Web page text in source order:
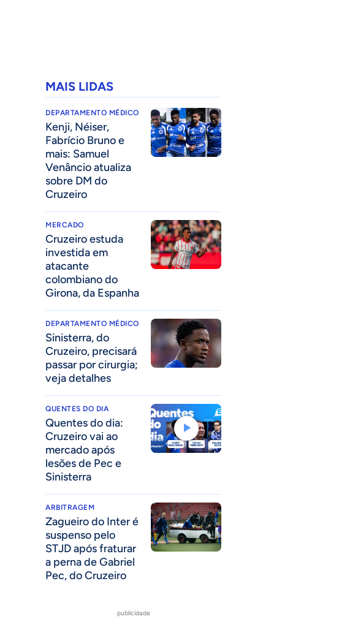
MAIS LIDAS
DEPARTAMENTO MÉDICO
Kenji, Néiser,
Fabrício Bruno e
mais: Samuel
Venâncio atualiza
sobre DM do
Cruzeiro
MERCADO
Cruzeiro estuda
investida em
atacante
colombiano do
Girona, da Espanha
DEPARTAMENTO MÉDICO
Sinisterra, do
Cruzeiro, precisará
passar por cirurgia;
veja detalhes
QUENTES DO DIA
Quentes do dia:
Cruzeiro vai ao
mercado após
lesões de Pec e
Sinisterra
ARBITRAGEM
Zagueiro do Inter é
suspenso pelo
STJD após fraturar
a perna de Gabriel
Pec, do Cruzeiro
publicidade